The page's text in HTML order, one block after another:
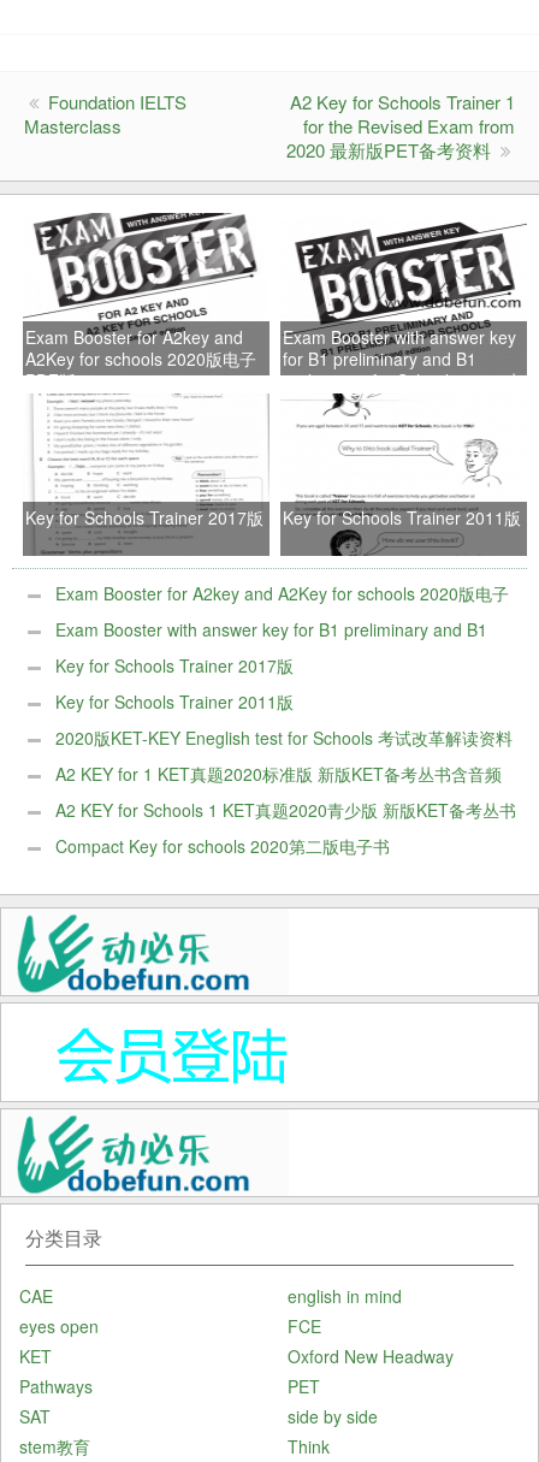
Foundation IELTS
Masterclass
A2 Key for Schools Trainer 1
for the Revised Exam from
2020 最新版PET备考资料
Exam Booster for A2key and
A2Key for schools 2020版电子
PDF版
Exam Booster with answer key
for B1 preliminary and B1
preliminary for Schools 2020-电
子PDF版
Key for Schools Trainer 2017版 Key for Schools Trainer 2011版
Exam Booster for A2key and A2Key for schools 2020版电子
PDF版Exam Booster with answer key for B1 preliminary and B1
preliminary for Schools 2020-电子PDF版
Key for Schools Trainer 2017版
Key for Schools Trainer 2011版
2020版KET-KEY Eneglish test for Schools 考试改革解读资料
包 A2 KEY for 1 KET真题2020标准版 新版KET备考丛书含音频
+百度网盘
A2 KEY for Schools 1 KET真题2020青少版 新版KET备考丛书
含音频+百度网盘
Compact Key for schools 2020第二版电子书
分类目录
CAE
english in mind
eyes open
FCE
KET
Oxford New Headway
Pathways
PET
SAT
side by side
stem教育
Think